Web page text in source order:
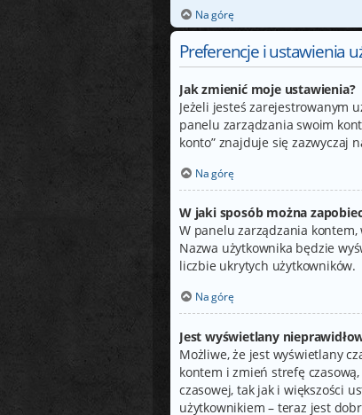
Na górę
Preferencje i ustawienia
Jak zmienić moje ustawienia?
Jeżeli jesteś zarejestrowanym
panelu zarządzania swoim
konto” znajduje się zazwyczaj
Na górę
W jaki sposób można
W panelu zarządzania
Nazwa użytkownika będzie
liczbie ukrytych użytkowników.
Na górę
Jest wyświetlany
Możliwe, że jest wyświetlany
kontem i zmień strefę
czasowej, tak jak i większości
użytkownikiem – teraz jest